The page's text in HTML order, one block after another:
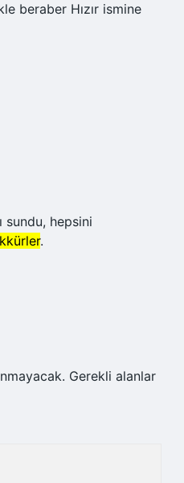
beraber Hızır ismine
sundu, hepsini
.
Gerekli alanlar